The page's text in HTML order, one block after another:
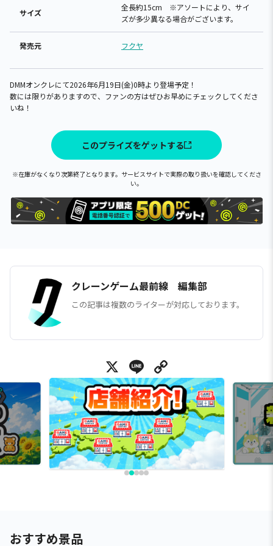
サイズ
全長約15cm ※アソートにより、サイ
ズが多少異なる場合がございます。
発売元 フクヤ
DMMオンクレにて2026年6月19日(金)0時より登場予定！
数には限りがありますので、ファンの方はぜひお早めにチェックしてくださ
いね！
このプライズをゲットする
※在庫がなくなり次第終了となります。サービスサイトで実際の取り扱いを確認してくださ
い。
クレーンゲーム最前線 編集部
この記事は複数のライターが対応しております。
X Line
おすすめ景品